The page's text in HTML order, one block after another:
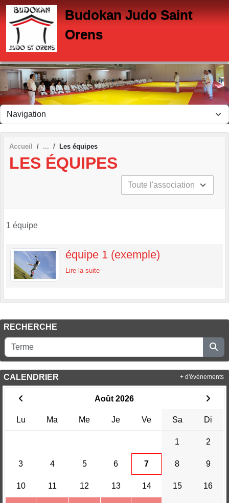
Budokan Judo Saint
Orens
Accueil Les équipes
LES ÉQUIPES
1 équipe
équipe 1 (exemple)
Lire la suite
RECHERCHE
CALENDRIER
Août 2026
Lu Ma Me Je Ve Sa Di
1 2
3 4 5 6 7 8 9
10 11 12 13 14 15 16
+ d'évènements
Panneau de gestion des cookies